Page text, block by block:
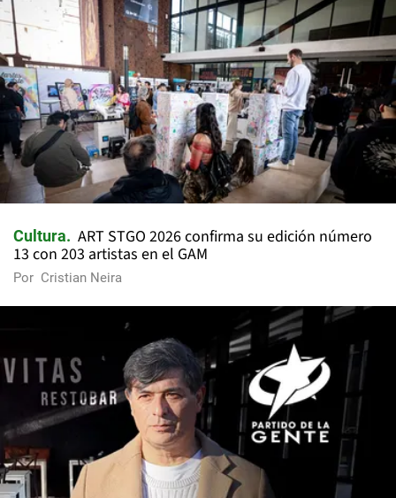
Cultura
ART STGO 2026 confirma su edición número
13 con 203 artistas en el GAM
Por Cristian Neira